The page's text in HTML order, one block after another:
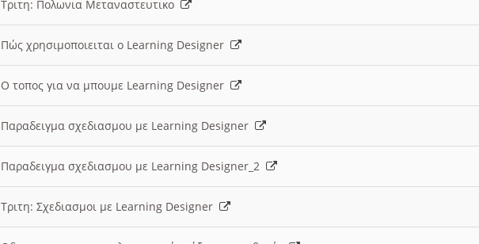
Τριτη: Πολωνια Μεταναστευτικο
Πώς χρησιμοποιειται ο Learning Designer
O τοπος για να μπουμε Learning Designer
Παραδειγμα σχεδιασμου με Learning Designer
Παραδειγμα σχεδιασμου με Learning Designer_2
Τριτη: Σχεδιασμοι με Learning Designer